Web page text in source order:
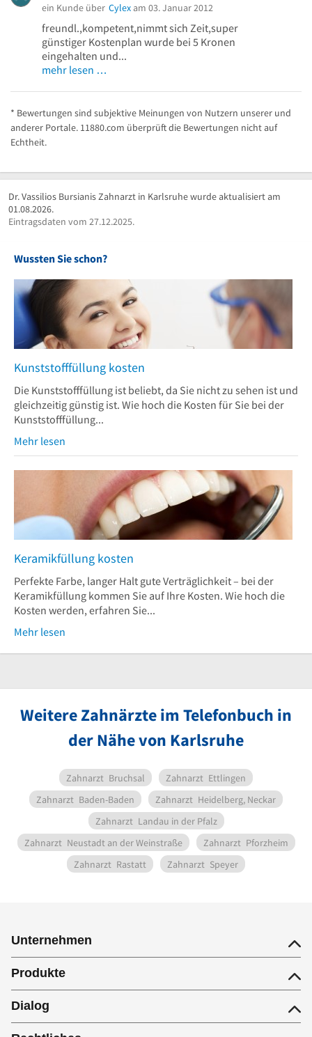
ein Kunde über Cylex am 03. Januar 2012
freundl.,kompetent,nimmt sich Zeit,super
günstiger Kostenplan wurde bei 5 Kronen
eingehalten und...
mehr lesen …
* Bewertungen sind subjektive Meinungen von Nutzern unserer und
anderer Portale. 11880.com überprüft die Bewertungen nicht auf
Echtheit.
Dr. Vassilios Bursianis Zahnarzt in Karlsruhe wurde aktualisiert am
01.08.2026.
Eintragsdaten vom 27.12.2025.
Wussten Sie schon?
Kunststofffüllung kosten
Die Kunststofffüllung ist beliebt, da Sie nicht zu sehen ist und
gleichzeitig günstig ist. Wie hoch die Kosten für Sie bei der
Kunststofffüllung...
Mehr lesen
Keramikfüllung kosten
Perfekte Farbe, langer Halt gute Verträglichkeit – bei der
Keramikfüllung kommen Sie auf Ihre Kosten. Wie hoch die
Kosten werden, erfahren Sie...
Mehr lesen
Weitere Zahnärzte im Telefonbuch in
der Nähe von Karlsruhe
Zahnarzt Bruchsal Zahnarzt Ettlingen
Zahnarzt Baden-Baden Zahnarzt Heidelberg, Neckar
Zahnarzt Landau in der Pfalz
Zahnarzt Neustadt an der Weinstraße Zahnarzt Pforzheim
Zahnarzt Rastatt Zahnarzt Speyer
Unternehmen
Produkte
Dialog